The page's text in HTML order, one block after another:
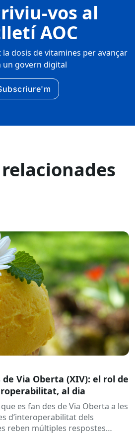
vos al
AOC
dosis de vitamines per avançar
un govern digital
Via Oberta (XIV): el rol de
al dia
es fan des de Via Oberta a les
d’interoperabilitat dels
reben múltiples respostes